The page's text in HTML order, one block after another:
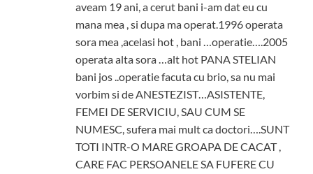
aveam 19 ani, a cerut bani i-am dat eu cu
mana mea , si dupa ma operat.1996 operata
sora mea ,acelasi hot , bani …operatie….2005
operata alta sora …alt hot PANA STELIAN
bani jos ..operatie facuta cu brio, sa nu mai
vorbim si de ANESTEZIST…ASISTENTE,
FEMEI DE SERVICIU, SAU CUM SE
NUMESC, sufera mai mult ca doctori….SUNT
TOTI INTR-O MARE GROAPA DE CACAT ,
CARE FAC PERSOANELE SA FUFERE CU